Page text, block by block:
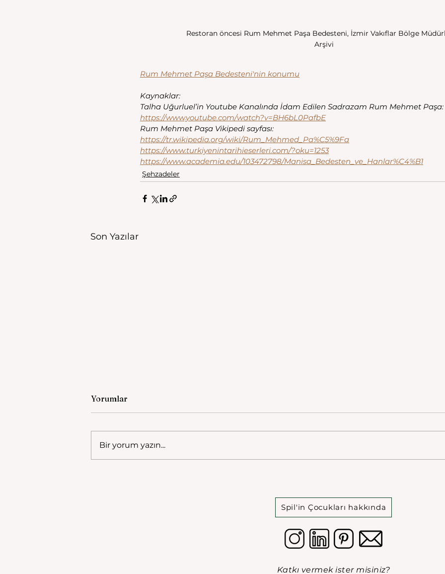
Restoran öncesi Rum Mehmet Paşa Bedesteni, İzmir Vakıflar Bölge
Arşivi
Rum Mehmet Paşa Bedesteni'nin konumu
Kaynaklar:
Talha Uğurluel’in Youtube Kanalında İdam Edilen Sadrazam Rum Mehmet Paşa:
https://www.youtube.com/watch?v=BH6bL0PafbE
Rum Mehmet Paşa Vikipedi sayfası:
https://tr.wikipedia.org/wiki/Rum_Mehmed_Pa%C5%9Fa
https://www.turkiyenintarihieserleri.com/?oku=1253
https://www.academia.edu/103472798/Manisa_Bedesten_ve_Hanlar%C4%B1
Şehzadeler
Son Yazılar
Ali Bey Camii
Yorumlar
Bir yorum yazın...
Spil'in Çocukları hakkında
Katkı vermek ister misiniz?